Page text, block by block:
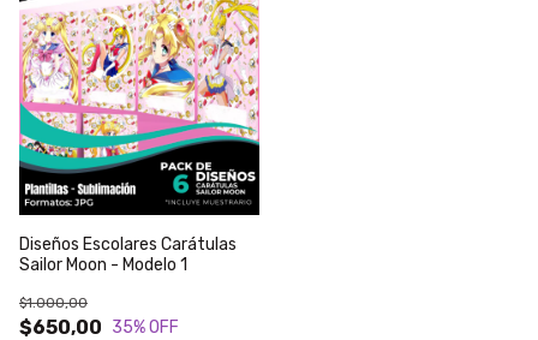
Diseños Escolares Carátulas
Sailor Moon - Modelo 1
$650,00
$1.000,00
35% OFF